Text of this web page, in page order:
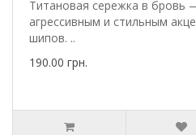
Титановая сережка в бровь
агрессивным и стильным
шипов. ..
190.00 грн.